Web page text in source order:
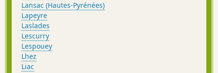
Lansac (Hautes-Pyrénées)
Lapeyre
Laslades
Lescurry
Lespouey
Lhez
Liac